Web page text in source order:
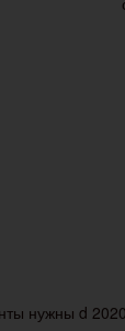
нужны d